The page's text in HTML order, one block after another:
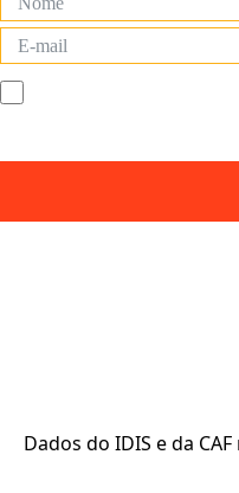
Dados do IDIS e da